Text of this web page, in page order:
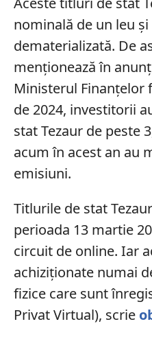
nominală de un leu
dematerializată. De
menționează în
Ministerul Finanțelor
de 2024, investitorii
stat Tezaur de peste
acum în acest an au
emisiuni.
Titlurile de stat
perioada 13 martie
circuit de online. Iar
achiziționate numai
fizice care sunt
Privat Virtual), scrie